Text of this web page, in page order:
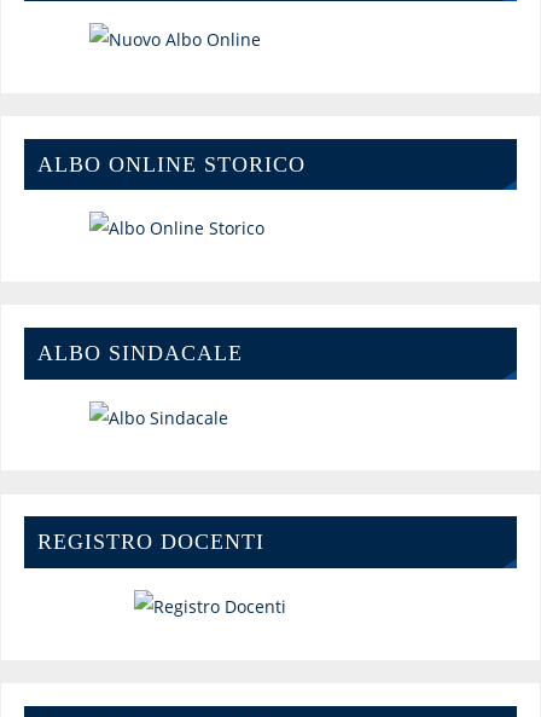
ALBO ONLINE STORICO
ALBO SINDACALE
REGISTRO DOCENTI